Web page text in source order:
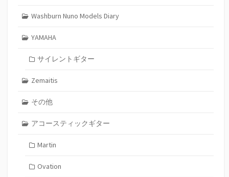
Washburn Nuno Models Diary
YAMAHA
サイレントギター
Zemaitis
その他
アコースティックギター
Martin
Ovation